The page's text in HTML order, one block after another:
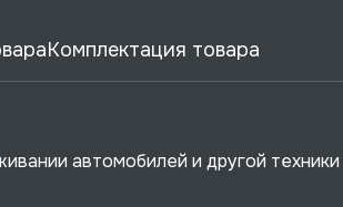
Комплектация товара
автомобилей и другой техники